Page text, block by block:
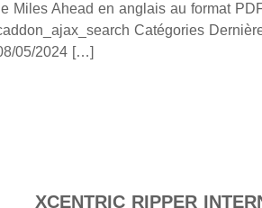
Miles Ahead en anglais au format
Catégories
05/2024 […]
XCENTRIC RIPPER